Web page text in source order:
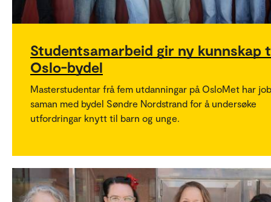
Studentsamarbeid gir ny kunnskap
Oslo-bydel
Masterstudentar frå fem utdanningar på OsloMet har
saman med bydel Søndre Nordstrand for å undersøke
utfordringar knytt til barn og unge.